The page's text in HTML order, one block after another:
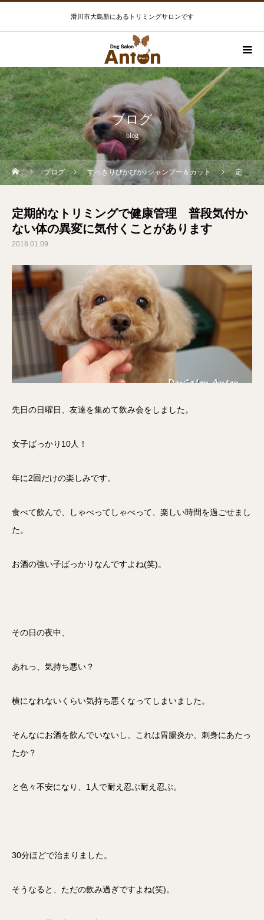
滑川市大島新にあるトリミングサロンです
ブログ
blog
ブログ すっきりぴかぴか♪シャンプー＆カット 定期的なトリミングで健康管理 普段気付かない体の異変に気付くことがあります
定期的なトリミングで健康管理 普段気付か
ない体の異変に気付くことがあります
2018.01.09
先日の日曜日、友達を集めて飲み会をしました。
女子ばっかり10人！
年に2回だけの楽しみです。
食べて飲んで、しゃべってしゃべって、楽しい時間を過ごせまし
た。
お酒の強い子ばっかりなんですよね(笑)。
その日の夜中、
あれっ、気持ち悪い？
横になれないくらい気持ち悪くなってしまいました。
そんなにお酒を飲んでいないし、これは胃腸炎か、刺身にあたっ
たか？
と色々不安になり、1人で耐え忍ぶ耐え忍ぶ。
30分ほどで治まりました。
そうなると、ただの飲み過ぎですよね(笑)。